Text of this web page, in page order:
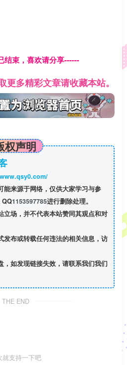
结束，喜欢请分享------
更多精彩文章请收藏本站。
权声明
能来源于网络，仅供大家学习与参
QQ1153597785进行删除处理。
立场，并不代表本站赞同其观点和对
发布或转载任何违法的相关信息，访
，如发现链接失效，请联系我们我们
THE END
就支持一下吧